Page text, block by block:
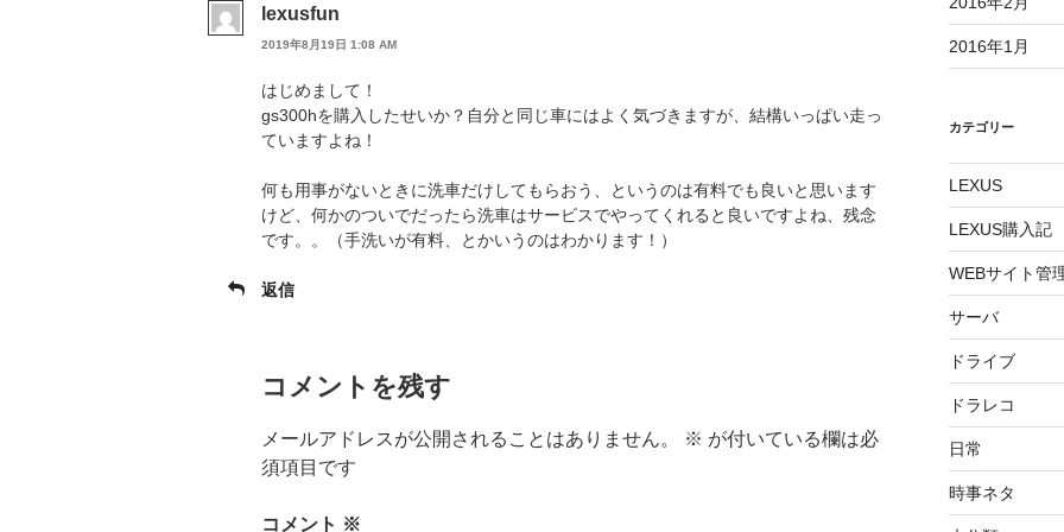
lexusfun
2019年8月19日 1:08 AM
はじめまして！
gs300hを購入したせいか？自分と同じ車にはよく気づきますが、結構いっぱい走っ
ていますよね！
何も用事がないときに洗車だけしてもらおう、というのは有料でも良いと思います
けど、何かのついでだったら洗車はサービスでやってくれると良いですよね、残念
です。。（手洗いが有料、とかいうのはわかります！）
返信
コメントを残す
メールアドレスが公開されることはありません。 ※ が付いている欄は必
須項目です
コメント ※
2016年1月
カテゴリー
LEXUS
LEXUS購入記
WEBサイト管
サーバ
ドライブ
ドラレコ
日常
時事ネタ